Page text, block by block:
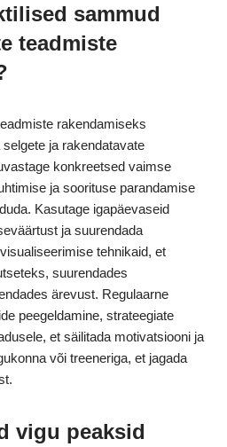
sammud
teadmiste
rakendamiseks
ja rakendatavate
konkreetsed vaimse
ja soorituse parandamise
Kasutage igapäevaseid
ja suurendada
tehnikaid, et
suurendades
ärevust. Regulaarne
peegeldamine, strateegiate
et säilitada motivatsiooni ja
või treeneriga, et jagada
vigu peaksid